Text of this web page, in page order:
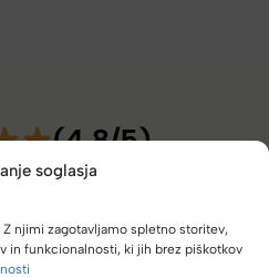
soglasja
njimi zagotavljamo spletno storitev,
in funkcionalnosti, ki jih brez piškotkov
(4,8/5)
dostave, poštenih cen in velike